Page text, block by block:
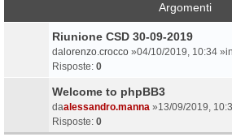
Argomenti
Riunione CSD 30-09-2019
da lorenzo.crocco »04/10/2019, 10:34 »in
Risposte: 0
Welcome to phpBB3
daalessandro.manna »13/09/2019,
Risposte: 0